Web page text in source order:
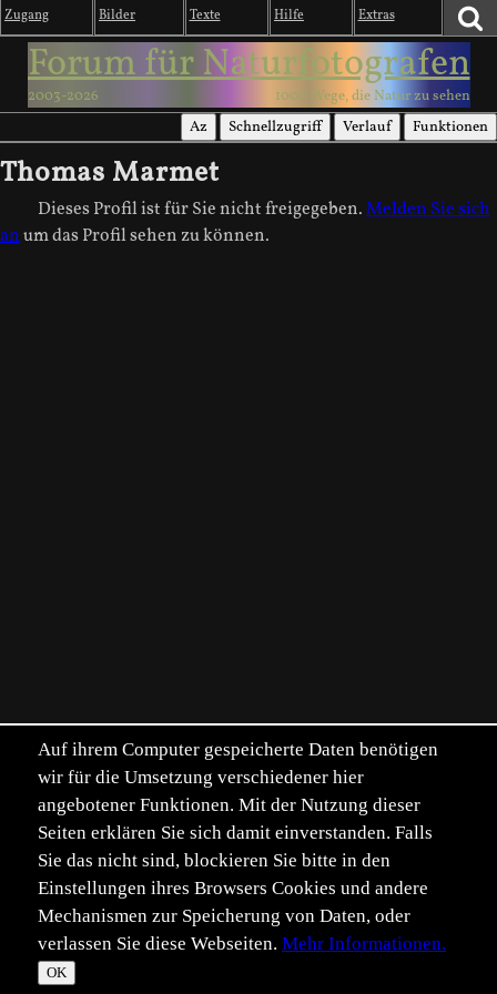
Zugang Bilder Texte Hilfe Extras
Forum für Naturfotografen
2003-2026 1000 Wege, die Natur zu sehen
Az Schnellzugriff Verlauf Funktionen
Thomas Marmet
Dieses Profil ist für Sie nicht freigegeben.Melden Sie sich
anum das Profil sehen zu können.
Auf ihrem Computer gespeicherte Daten benötigen
wir für die Umsetzung verschiedener hier
angebotener Funktionen. Mit der Nutzung dieser
Seiten erklären Sie sich damit einverstanden. Falls
Sie das nicht sind, blockieren Sie bitte in den
Einstellungen ihres Browsers Cookies und andere
Mechanismen zur Speicherung von Daten, oder
verlassen Sie diese Webseiten. Mehr Informationen.
OK